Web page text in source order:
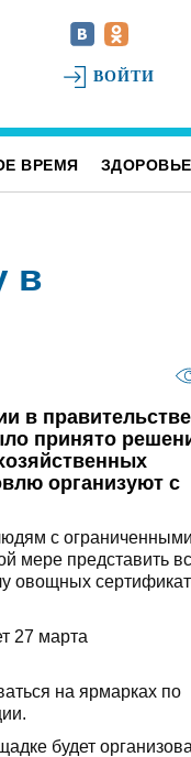
ВОЙТИ
ВРЕМЯ ЗДОРОВЬЕ
в
в правительстве
принято
организуют с
с ограниченными
мере представить
овощных
27 марта
на ярмарках по
будет